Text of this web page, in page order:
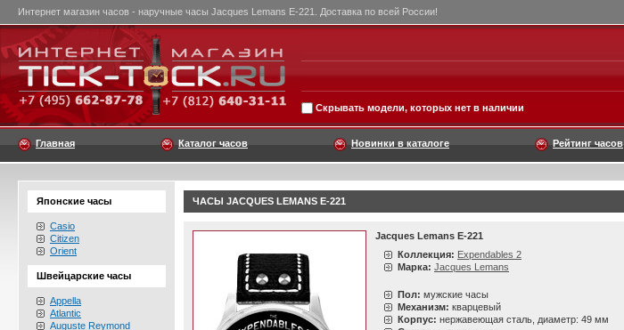
Интернет магазин часов - наручные часы Jacques Lemans E-221. Доставка по всей России!
Скрывать модели, которых нет в наличии
Главная Каталог часов Новинки в каталоге Рейтинг часов
Японские часы
Casio
Citizen
Orient
Швейцарские часы
Appella
Atlantic
Auguste Reymond
ЧАСЫ JACQUES LEMANS E-221
Jacques Lemans E-221
Коллекция: Expendables 2
Марка: Jacques Lemans
Пол: мужские часы
Механизм: кварцевый
Корпус: нержавеющая сталь, диаметр: 49 мм